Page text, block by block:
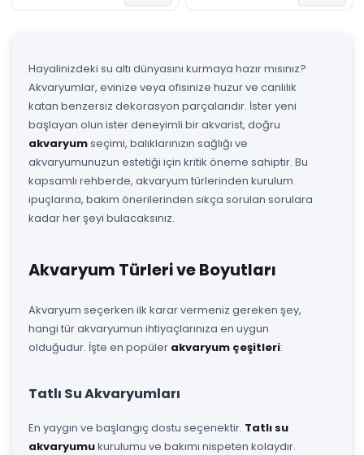
Hayalinizdeki su altı dünyasını kurmaya hazır mısınız?
Akvaryumlar, evinize veya ofisinize huzur ve canlılık
katan benzersiz dekorasyon parçalarıdır. İster yeni
başlayan olun ister deneyimli bir akvarist, doğru
akvaryumseçimi, balıklarınızın sağlığı ve
akvaryumunuzun estetiği için kritik öneme sahiptir. Bu
kapsamlı rehberde, akvaryum türlerinden kurulum
ipuçlarına, bakım önerilerinden sıkça sorulan sorulara
kadar her şeyi bulacaksınız.
Akvaryum Türleri ve Boyutları
Akvaryum seçerken ilk karar vermeniz gereken şey,
hangi tür akvaryumun ihtiyaçlarınıza en uygun
olduğudur. İşte en popüler akvaryum çeşitleri:
Tatlı Su Akvaryumları
En yaygın ve başlangıç dostu seçenektir. Tatlı su
akvaryumukurulumu ve bakımı nispeten kolaydır.